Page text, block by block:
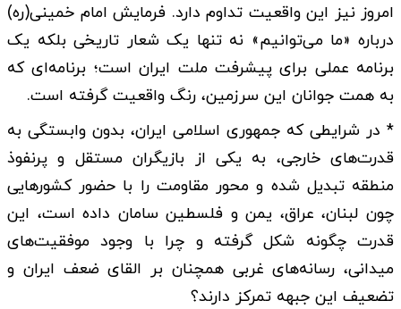
امروز نیز این واقعیت تداوم دارد. فرمایش امام خمینی(ره)
درباره «ما می‌توانیم» نه تنها یک شعار تاریخی بلکه یک
برنامه عملی برای پیشرفت ملت ایران است؛ برنامه‌ای که
به همت جوانان این سرزمین، رنگ واقعیت گرفته است.
* در شرایطی که جمهوری اسلامی ایران، بدون وابستگی به
قدرت‌های خارجی، به یکی از بازیگران مستقل و پرنفوذ
منطقه تبدیل شده و محور مقاومت را با حضور کشورهایی
چون لبنان، عراق، یمن و فلسطین سامان داده است، این
قدرت چگونه شکل گرفته و چرا با وجود موفقیت‌های
میدانی، رسانه‌های غربی همچنان بر القای ضعف ایران و
تضعیف این جبهه تمرکز دارند؟